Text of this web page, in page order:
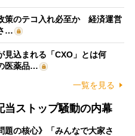
策のテコ入れ必至か 経済運営
…
見込まれる「CXO」とは何
医薬品…
一覧を見る
当ストップ騒動の内幕
題の核心》「みんなで大家さ